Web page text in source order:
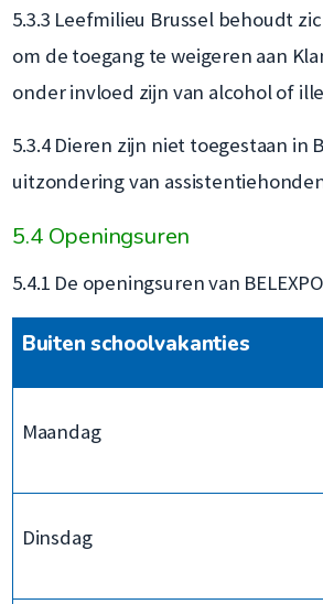
5.3.3 Leefmilieu Brussel behoudt
om de toegang te weigeren aan
onder invloed zijn van alcohol of
5.3.4 Dieren zijn niet toegestaan in
uitzondering van
5.4 Openingsuren
5.4.1 De openingsuren van
Buiten schoolvakanties
Maandag
Dinsdag